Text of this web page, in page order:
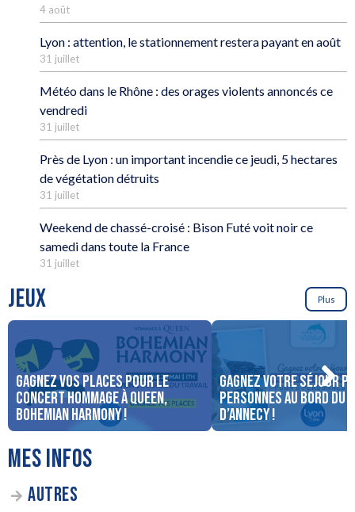
4 août
Lyon : attention, le stationnement restera payant en août
31 juillet
Météo dans le Rhône : des orages violents annoncés ce
vendredi
31 juillet
Près de Lyon : un important incendie ce jeudi, 5 hectares
de végétation détruits
31 juillet
Weekend de chassé-croisé : Bison Futé voit noir ce
samedi dans toute la France
31 juillet
JEUX Plus
Gagnez vos places pour le
concert Hommage à Queen,
Bohemian Harmony !
Gagnez votre séjour
personnes au bord du
d’Annecy !
MES INFOS
AUTRES